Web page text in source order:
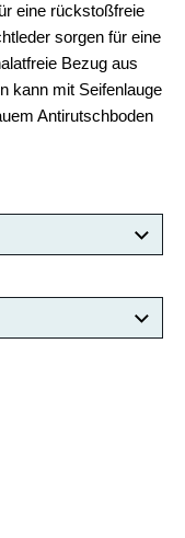
eine rückstoßfreie
sorgen für eine
Bezug aus
kann mit Seifenlauge
Antirutschboden